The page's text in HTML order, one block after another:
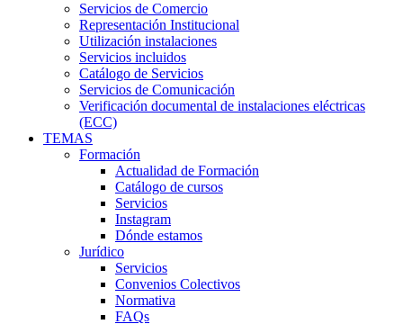
Servicios de Comercio
Representación Institucional
Utilización instalaciones
Servicios incluidos
Catálogo de Servicios
Servicios de Comunicación
Verificación documental de instalaciones eléctricas
(ECC)
TEMAS
Formación
Actualidad de Formación
Catálogo de cursos
Servicios
Instagram
Dónde estamos
Jurídico
Servicios
Convenios Colectivos
Normativa
FAQs